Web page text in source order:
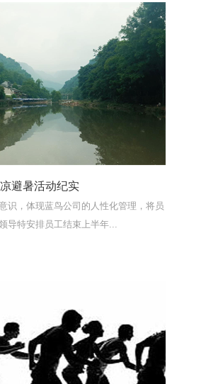
避暑活动纪实
识，体现蓝鸟公司的人性化管理，将员
导特安排员工结束上半年...